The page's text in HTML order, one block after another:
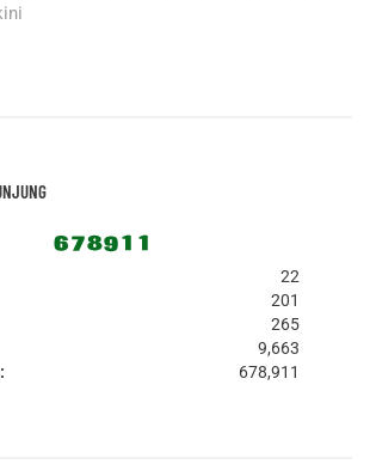
22
201
265
9,663
678,911